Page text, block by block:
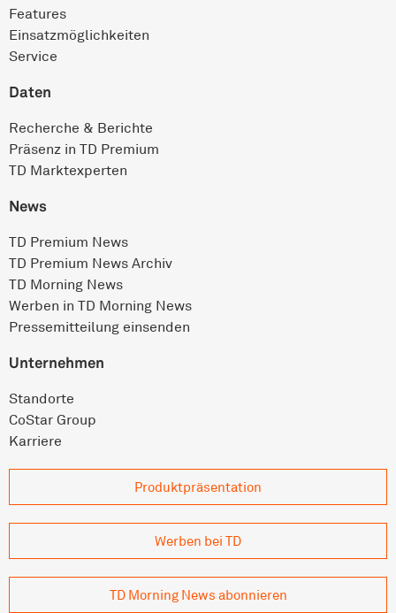
Features
Einsatz­möglichkeiten
Service
Daten
Recherche & Berichte
Präsenz in TD Premium
TD Marktexperten
News
TD Premium News
TD Premium News Archiv
TD Morning News
Werben in TD Morning News
Pressemitteilung einsenden
Unternehmen
Standorte
CoStar Group
Karriere
Produkt­präsentation
Werben bei TD
TD Morning News abonnieren